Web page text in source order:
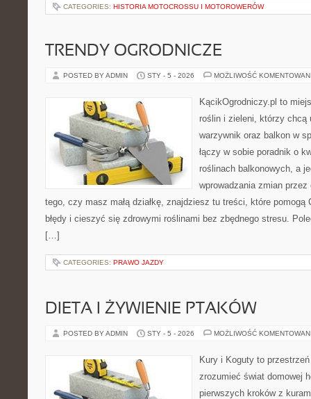
CATEGORIES: HISTORIA MOTOCROSSU I MOTOROWERÓW
TRENDY OGRODNICZE
POSTED BY ADMIN STY - 5 - 2026 MOŻLIWOŚĆ
KącikOgrodniczy.pl to
roślin i zieleni, którzy chcą
warzywnik oraz balkon w
łączy w sobie poradnik o
roślinach balkonowych, a
wprowadzania zmian przez
tego, czy masz małą działkę, znajdziesz tu treści, które pomogą
błędy i cieszyć się zdrowymi roślinami bez zbędnego stresu.
[…]
CATEGORIES: PRAWO JAZDY
DIETA I ŻYWIENIE PTAKÓW
POSTED BY ADMIN STY - 5 - 2026 MOŻLIWOŚĆ
Kury i Koguty to
zrozumieć świat domowej
pierwszych kroków z